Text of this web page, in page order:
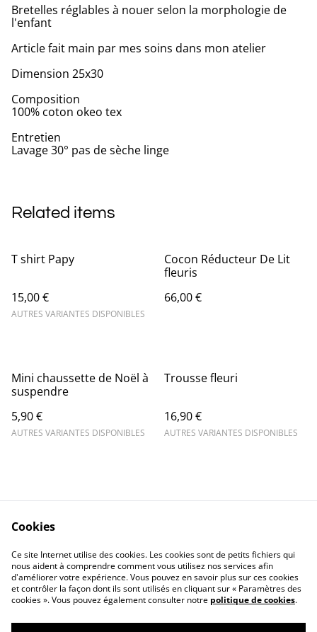
Bretelles réglables à nouer selon la morphologie de
l'enfant
Article fait main par mes soins dans mon atelier
Dimension 25x30
Composition
100% coton okeo tex
Entretien
Lavage 30° pas de sèche linge
Related items
T shirt Papy
15,00 €
AUTRES VARIANTES DISPONIBLES
Cocon Réducteur De Lit
fleuris
66,00 €
Mini chaussette de Noël à
suspendre
5,90 €
AUTRES VARIANTES DISPONIBLES
Trousse fleuri
16,90 €
AUTRES VARIANTES DISPONIBLES
Contact Us
Legal Terms
Privacy Policy
Cookie Policy
Cookies
Ce site Internet utilise des cookies. Les cookies sont de petits fichiers qui
nous aident à comprendre comment vous utilisez nos services afin
d'améliorer votre expérience. Vous pouvez en savoir plus sur ces cookies
et contrôler la façon dont ils sont utilisés en cliquant sur « Paramètres des
cookies ». Vous pouvez également consulter notre politique de cookies.